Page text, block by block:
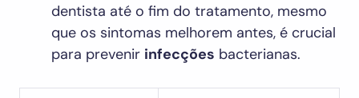
dentista até o fim do tratamento, mesmo
que os sintomas melhorem antes, é crucial
para prevenir infecções bacterianas.